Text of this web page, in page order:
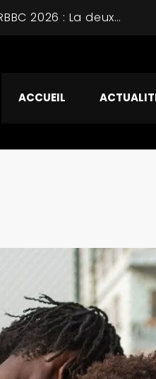
Tournoi Vacances RBBC 2026 : La deuxième journée avec des affiches prometteuses
ACCUEIL